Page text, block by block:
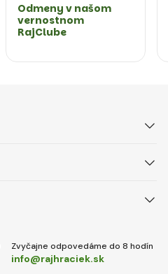
Odmeny v našom
vernostnom
RajClube
Zvyčajne odpovedáme do 8 hodín
info@rajhraciek.sk